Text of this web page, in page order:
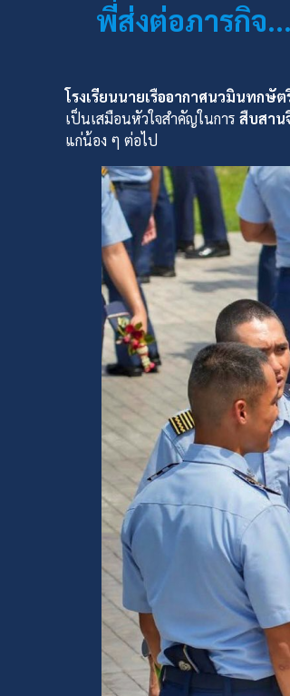
พี่ส่งต่อภารกิจ
โรงเรียนนายเรืออากาศนวมินทกษัต
เป็นเสมือนหัวใจสำคัญในการ สืบสา
แก่น้อง ๆ ต่อไป